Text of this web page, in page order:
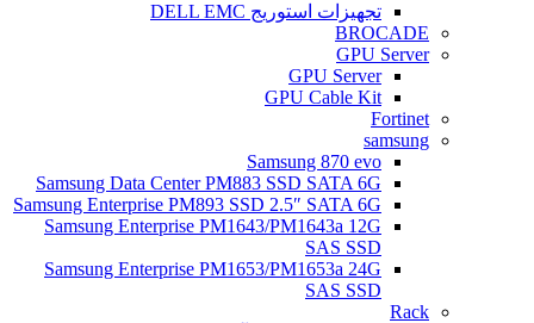
تجهیزات استوریج DELL EMC
BROCADE
GPU Server
GPU Server
GPU Cable Kit
Fortinet
samsung
Samsung 870 evo
Samsung Data Center PM883 SSD SATA 6G
Samsung Enterprise PM893 SSD 2.5″ SATA 6G
Samsung Enterprise PM1643/PM1643a 12G
SAS SSD
Samsung Enterprise PM1653/PM1653a 24G
SAS SSD
Rack